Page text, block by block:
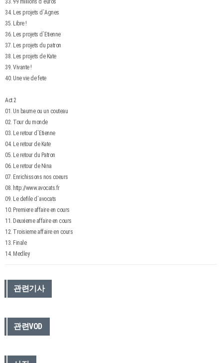
33. 99 millions d`euros
34. Les projets d`Agnes
35. Libre !
36. Les projets d`Etienne
37. Les projets du patron
38. Les projets de Kate
39. Vivante !
40. Une vie de fete
Act 2
01. Un baume ou un couteau
02. Tour du monde
03. Le retour d`Etienne
04. Le retour de Kate
05. Le retour du Patron
06. Le retour de Nina
07. Enrichissons nos coeurs
08. http://www.avocats.fr
09. Le defile d`avocats
10. Premiere affaire en cours
11. Deuxieme affaire en cours
12. Troisieme affaire en cours
13. Finale
14. Medley
관련기사
관련VOD